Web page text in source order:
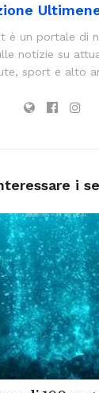
è un portale di
notizie su
sport e alto
i